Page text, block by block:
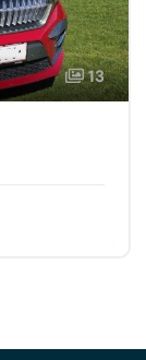
13